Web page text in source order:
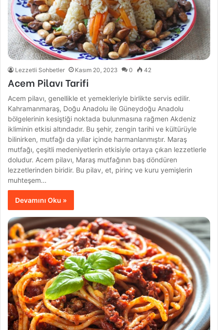
Lezzetli Sohbetler Kasım 20, 2023 0 42
Acem Pilavı Tarifi
Acem pilavı, genellikle et yemekleriyle birlikte servis edilir.
Kahramanmaraş, Doğu Anadolu ile Güneydoğu Anadolu
bölgelerinin kesiştiği noktada bulunmasına rağmen Akdeniz
ikliminin etkisi altındadır. Bu şehir, zengin tarihi ve kültürüyle
bilinirken, mutfağı da yıllar içinde harmanlanmıştır. Maraş
mutfağı, çeşitli medeniyetlerin etkisiyle ortaya çıkan lezzetlerle
doludur. Acem pilavı, Maraş mutfağının baş döndüren
lezzetlerinden biridir. Bu pilav, et, pirinç ve kuru yemişlerin
muhteşem…
Devamını Oku »